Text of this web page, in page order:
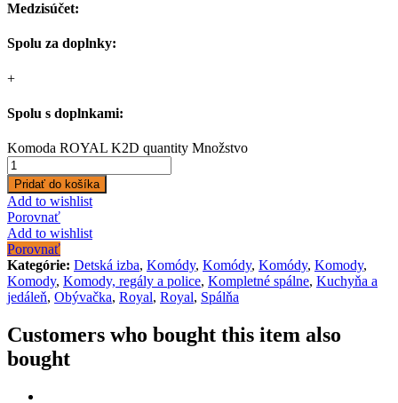
Medzisúčet:
Spolu za doplnky:
+
Spolu s doplnkami:
Komoda ROYAL K2D quantity Množstvo
Pridať do košíka
Add to wishlist
Porovnať
Add to wishlist
Porovnať
Kategórie: Detská izba, Komódy, Komódy, Komódy, Komody,
Komody, Komody, regály a police, Kompletné spálne, Kuchyňa a
jedáleň, Obývačka, Royal, Royal, Spálňa
Customers who bought this item also
bought